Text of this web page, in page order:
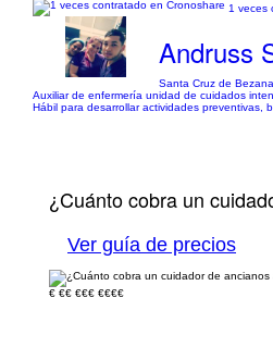
1 veces
Andruss
Santa Cruz de
Auxiliar de enfermería unidad de cuidados
Hábil para desarrollar actividades preventivas,
¿Cuánto cobra un
Ver guía de precios
€ €€ €€€ €€€€